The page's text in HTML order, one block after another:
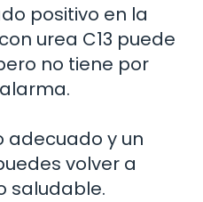
positivo en la
urea C13 puede
no tiene por
adecuado y un
volver a
saludable.